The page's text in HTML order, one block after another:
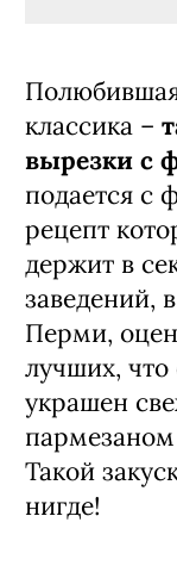
классика –
вырезки с
подается с
рецепт
держит в
заведений,
Перми,
лучших, что
украшен
Такой
нигде!